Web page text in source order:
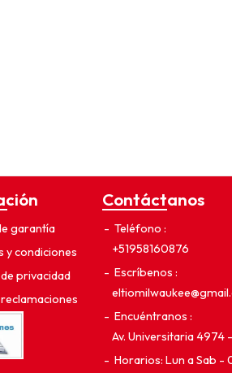
garantía
y condiciones
privacidad
Contáctanos
Teléfono
+51958160876
Escríbenos
Encuéntranos
Av. Universitaria 4974
Horarios: Lun a Sab